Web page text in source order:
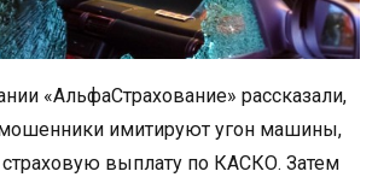
«АльфаСтрахование» рассказали,
имитируют угон машины,
страховую выплату по КАСКО. Затем